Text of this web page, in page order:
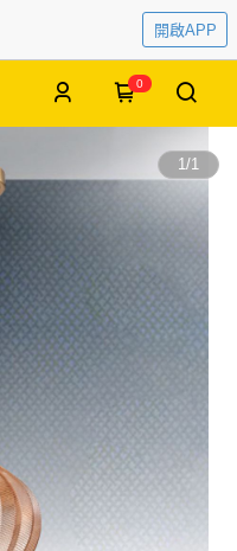
開啟APP
0
1/1